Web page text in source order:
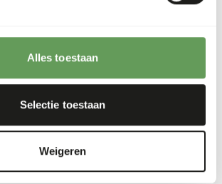
Alles toestaan
Selectie toestaan
Weigeren